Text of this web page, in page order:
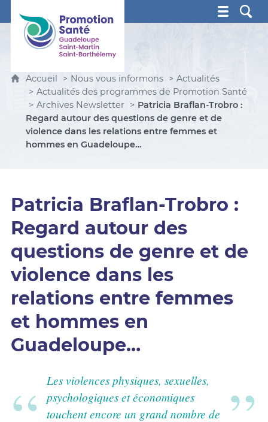
Promotion Santé Guadeloupe, Saint-Martin, Saint
Accueil Nous vous informons
Actualités
Actualités des programmes de Promotion Santé
Archives Newsletter
Patricia Braflan-Trobro :
Regard autour des questions de genre et de
violence dans les relations entre femmes et
hommes en Guadeloupe…
Patricia Braflan-Trobro :
Regard autour des
questions de genre et de
violence dans les
relations entre femmes
et hommes en
Guadeloupe…
Les violences physiques, sexuelles,
psychologiques et économiques
touchent encore un grand nombre de